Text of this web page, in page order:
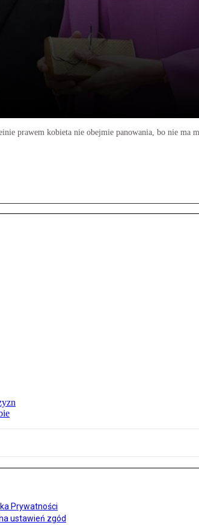
prawem kobieta nie obejmie panowania, bo nie ma
Prywatności
ustawień zgód